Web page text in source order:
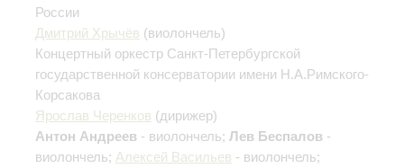
России
Дмитрий Хрычёв (виолончель)
Концертный оркестр Санкт-Петербургской
государственной консерватории имени Н.А.Римского-
Корсакова
Ярослав Черенков (дирижер)
Антон Андреев - виолончель; Лев Беспалов -
виолончель; Алексей Васильев - виолончель;